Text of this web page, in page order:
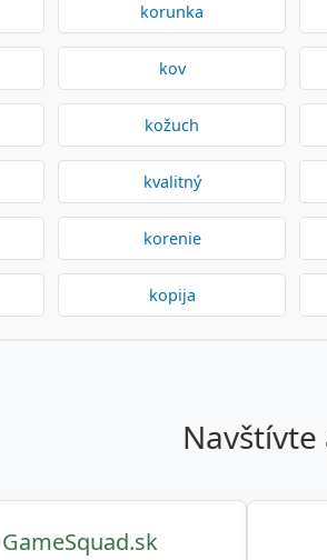
korunka
kov
kožuch
kvalitný
korenie
kopija
GameSquad.sk